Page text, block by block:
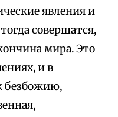
явления и
совершатся,
мира. Это
и в
безбожию,